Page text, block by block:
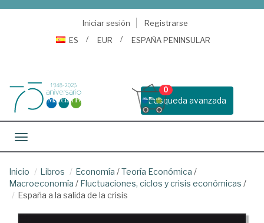
Iniciar sesión
Registrarse
ES
EUR ESPAÑA PENINSULAR
Busqueda avanzada
0
Toggle navigation
Inicio Libros Economía /Teoría Económica /
Macroeconomía / Fluctuaciones, ciclos y crisis económicas /
España a la salida de la crisis